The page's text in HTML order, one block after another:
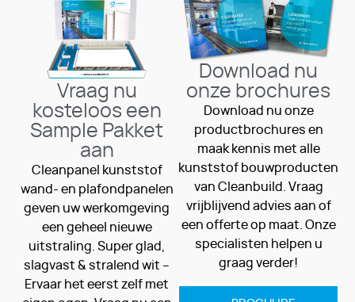
Vraag nu
kosteloos een
Sample Pakket
aan
Cleanpanel kunststof
wand- en plafondpanelen
geven uw werkomgeving
een geheel nieuwe
uitstraling. Super glad,
slagvast & stralend wit –
Ervaar het eerst zelf met
Download nu
onze brochures
Download nu onze
productbrochures en
maak kennis met alle
kunststof bouwproducten
van Cleanbuild. Vraag
vrijblijvend advies aan of
een offerte op maat. Onze
specialisten helpen u
graag verder!